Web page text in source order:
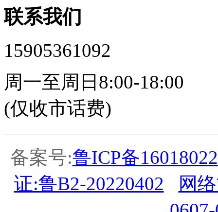
联系我们
15905361092
周一至周日8:00-18:00
(仅收市话费)
备案号:鲁ICP备
证:鲁B2-20220402
网